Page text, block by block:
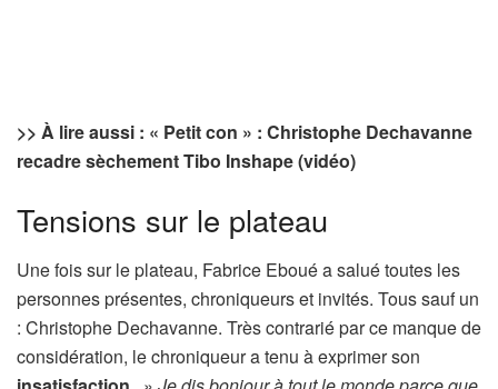
>> À lire aussi : « Petit con » : Christophe Dechavanne
recadre sèchement Tibo Inshape (vidéo)
Tensions sur le plateau
Une fois sur le plateau, Fabrice Eboué a salué toutes les
personnes présentes, chroniqueurs et invités. Tous sauf un
: Christophe Dechavanne. Très contrarié par ce manque de
considération, le chroniqueur a tenu à exprimer son